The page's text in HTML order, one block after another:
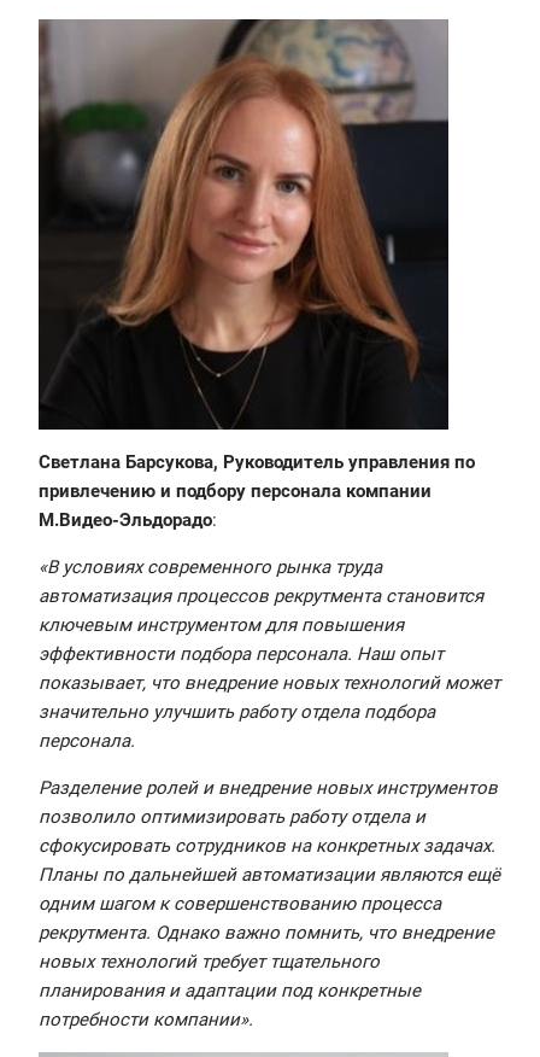
Светлана Барсукова, Руководитель управления по
привлечению и подбору персонала компании
М.Видео-Эльдорадо:
«В условиях современного рынка труда
автоматизация процессов рекрутмента становится
ключевым инструментом для повышения
эффективности подбора персонала. Наш опыт
показывает, что внедрение новых технологий может
значительно улучшить работу отдела подбора
персонала.
Разделение ролей и внедрение новых инструментов
позволило оптимизировать работу отдела и
сфокусировать сотрудников на конкретных задачах.
Планы по дальнейшей автоматизации являются ещё
одним шагом к совершенствованию процесса
рекрутмента. Однако важно помнить, что внедрение
новых технологий требует тщательного
планирования и адаптации под конкретные
потребности компании».